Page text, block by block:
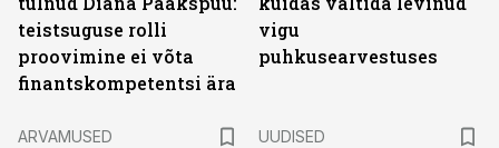
teistsuguse rolli
proovimine ei võta
finantskompetentsi ära
vigu
puhkusearvestuses
ARVAMUSED
UUDISED